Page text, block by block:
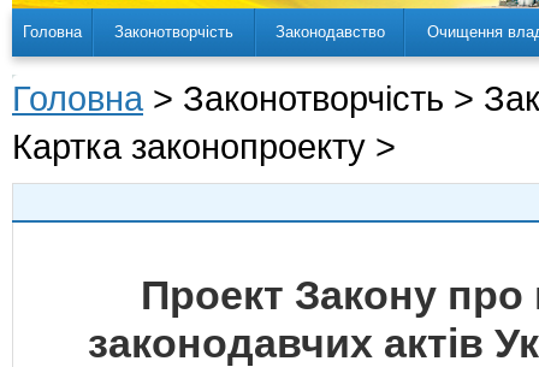
Головна Законотворчість Законодавство Очищення
Головна > Законотворчість >
Картка законопроекту >
Проект Закону про
законодавчих актів